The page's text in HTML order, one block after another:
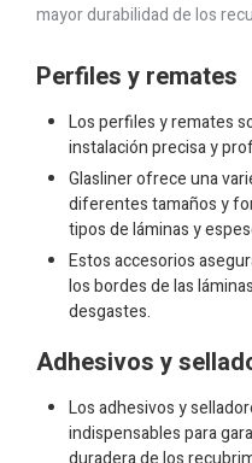
mayor durabilidad de los
Perfiles y remates
Los perfiles y remates
instalación precisa y
Glasliner ofrece una
diferentes tamaños y
tipos de láminas y
Estos accesorios
los bordes de las
desgastes.
Adhesivos y
Los adhesivos y
indispensables para